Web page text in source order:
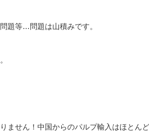
題等…問題は山積みです。
ません！中国からのパルプ輸入はほとん